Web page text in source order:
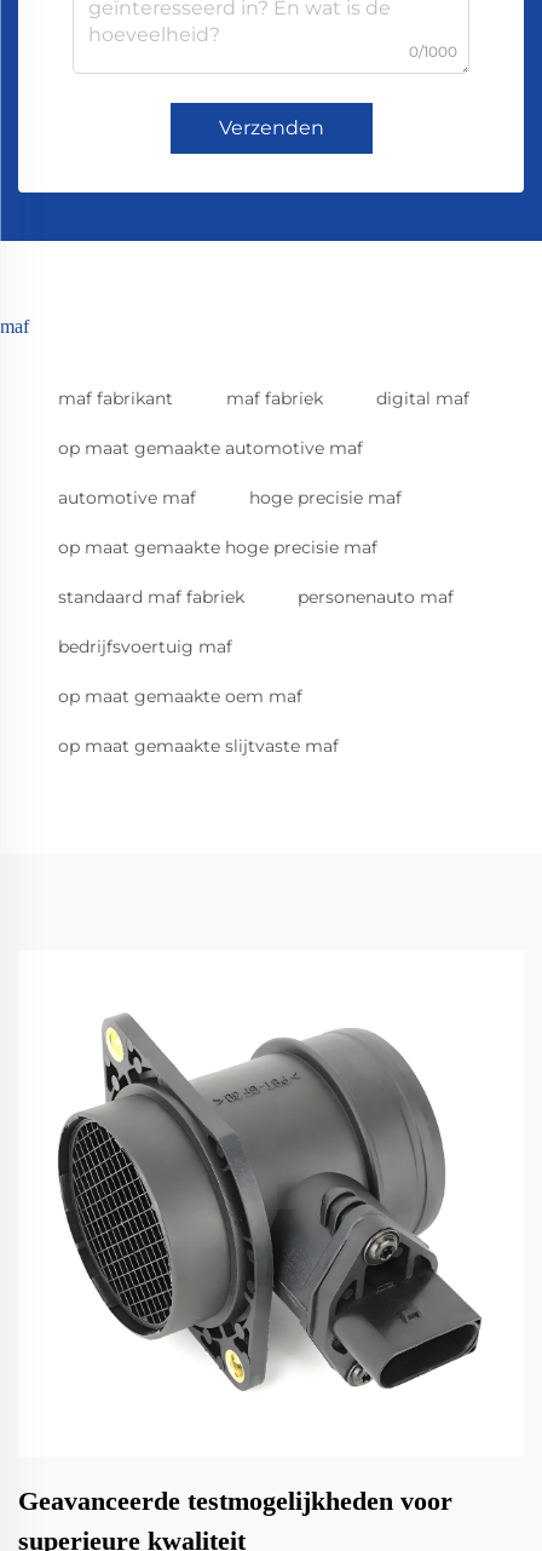
0/1000
Verzenden
maf
maf fabrikant maf fabriek digital maf
op maat gemaakte automotive maf
automotive maf hoge precisie maf
op maat gemaakte hoge precisie maf
standaard maf fabriek personenauto maf
bedrijfsvoertuig maf
op maat gemaakte oem maf
op maat gemaakte slijtvaste maf
Geavanceerde testmogelijkheden voor
superieure kwaliteit